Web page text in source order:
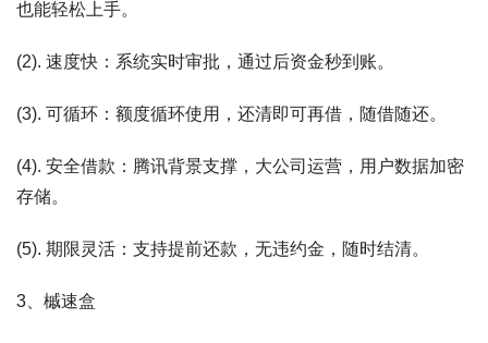
也能轻松上手。
(2). 速度快：系统实时审批，通过后资金秒到账。
(3). 可循环：额度循环使用，还清即可再借，随借随还。
(4). 安全借款：腾讯背景支撑，大公司运营，用户数据加密
存储。
(5). 期限灵活：支持提前还款，无违约金，随时结清。
3、槭速盒